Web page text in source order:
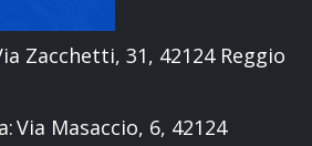
Zacchetti, 31, 42124 Reggio
Via Masaccio, 6, 42124